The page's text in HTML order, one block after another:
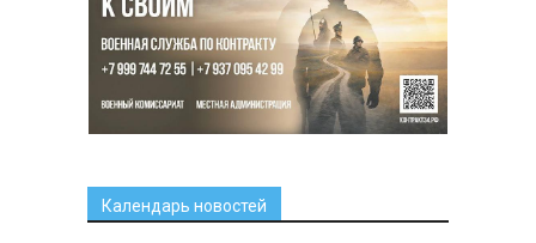
Календарь новостей